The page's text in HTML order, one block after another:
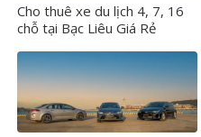
Cho thuê xe du lịch 4, 7, 16
chỗ tại Bạc Liêu Giá Rẻ